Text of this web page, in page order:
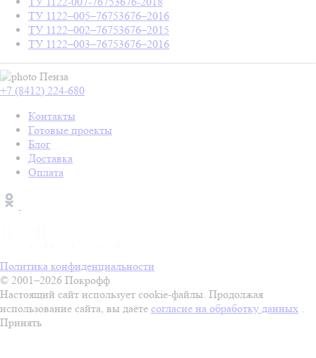
ТУ 1122–005–76753676–2016
ТУ 1122–002–76753676–2015
ТУ 1122–003–76753676–2016
Пенза
+7 (8412) 224-680
Контакты
Готовые проекты
Блог
Доставка
Оплата
Политика конфиденциальности
© 2001–2026 Покрофф
Настоящий сайт использует cookie-файлы. Продолжая
использование сайта, вы даёте согласие на обработку данных .
Принять